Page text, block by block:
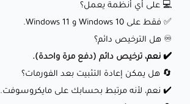
💻 على أي أنظمة يعمل؟
✅ فقط على Windows 10 و Windows 11.
♾️ هل الترخيص دائم؟
✔️ نعم، ترخيص دائم (دفع مرة واحدة).
🔄 هل يمكن إعادة التثبيت بعد الفورمات؟
✔️ نعم، لأنه مرتبط بحسابك على مايكروسوفت.